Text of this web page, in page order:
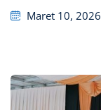
Posted
Maret 10, 2026